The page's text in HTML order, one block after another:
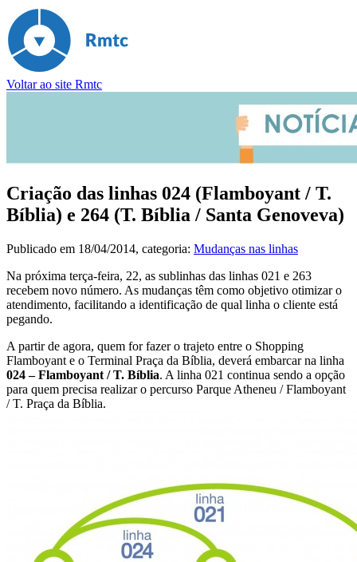
Voltar ao site Rmtc
Criação das linhas 024 (Flamboyant / T.
Bíblia) e 264 (T. Bíblia / Santa Genoveva)
Publicado em 18/04/2014, categoria: Mudanças nas linhas
Na próxima terça-feira, 22, as sublinhas das linhas 021 e 263
recebem novo número. As mudanças têm como objetivo otimizar o
atendimento, facilitando a identificação de qual linha o cliente está
pegando.
A partir de agora, quem for fazer o trajeto entre o Shopping
Flamboyant e o Terminal Praça da Bíblia, deverá embarcar na linha
024 – Flamboyant / T. Bíblia. A linha 021 continua sendo a opção
para quem precisa realizar o percurso Parque Atheneu / Flamboyant
/ T. Praça da Bíblia.